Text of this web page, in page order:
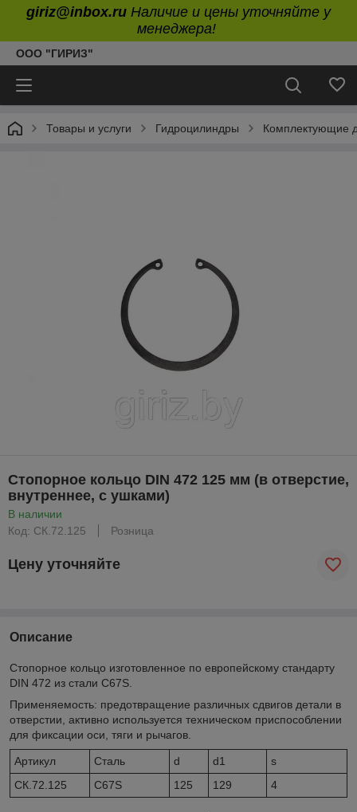
giriz@inbox.ru Наличие и цены уточняйте у
менеджера!
ООО "ГИРИЗ"
Товары и услуги Гидроцилиндры Комплектующие
Стопорное кольцо DIN 472 125 мм (в отверстие,
внутреннее, с ушками)
В наличии
Код: CК.72.125
Розница
Цену уточняйте
Описание
Стопорное кольцо изготовленное по европейскому стандарту
DIN 472 из стали C67S.
Применяемость: предотвращение различных сдвигов детали в
отверстии, активно используется техническом приспособлении
для фиксации оси, тяги и рычагов.
Артикул Сталь d d1
s
CК.72.125
C67S 125 129 4